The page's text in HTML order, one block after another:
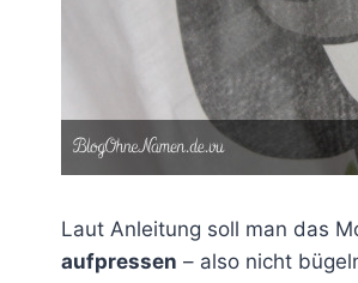
Laut Anleitung soll man das
aufpressen – also nicht